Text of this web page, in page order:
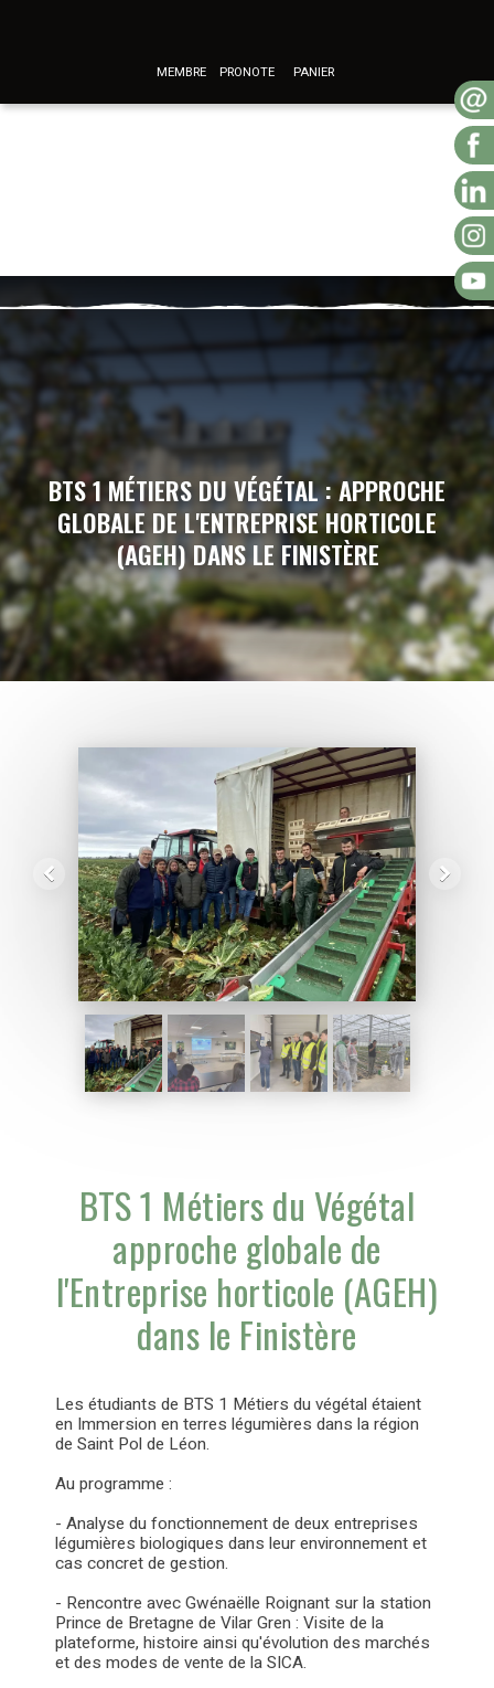
MEMBRE PRONOTE PANIER
BTS 1 MÉTIERS DU VÉGÉTAL : APPROCHE
GLOBALE DE L'ENTREPRISE HORTICOLE
(AGEH) DANS LE FINISTÈRE
BTS 1 Métiers du Végétal
approche globale de
l'Entreprise horticole (AGEH)
dans le Finistère
Les étudiants de BTS 1 Métiers du végétal étaient
en Immersion en terres légumières dans la région
de Saint Pol de Léon.
Au programme :
- Analyse du fonctionnement de deux entreprises
légumières biologiques dans leur environnement et
cas concret de gestion.
- Rencontre avec Gwénaëlle Roignant sur la station
Prince de Bretagne de Vilar Gren : Visite de la
plateforme, histoire ainsi qu'évolution des marchés
et des modes de vente de la SICA.